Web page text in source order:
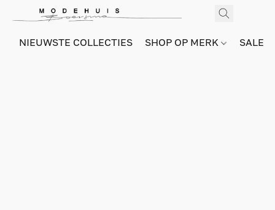
NIEUWSTE COLLECTIES SHOP OP MERK SALE